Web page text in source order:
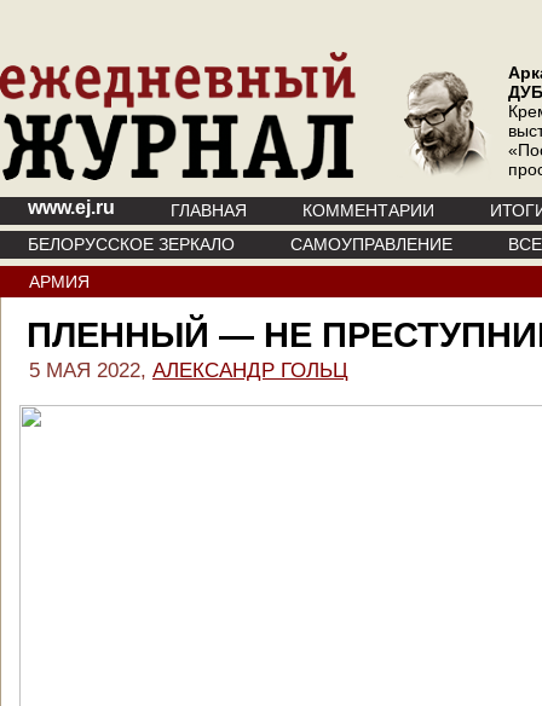
www.ej.ru ГЛАВНАЯ КОММЕНТАРИИ
БЕЛОРУССКОЕ ЗЕРКАЛО
САМОУПРАВЛЕНИЕ
АРМИЯ
ПЛЕННЫЙ — НЕ
5 МАЯ 2022, АЛЕКСАНДР ГОЛЬЦ